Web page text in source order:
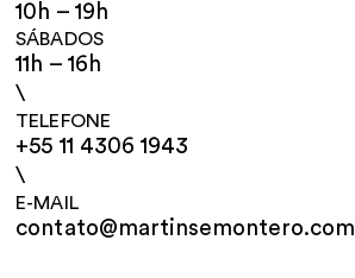
10h – 19h
SÁBADOS
11h – 16h
\
TELEFONE
+55 11 4306 1943
\
E-MAIL
contato@martinsemontero.com